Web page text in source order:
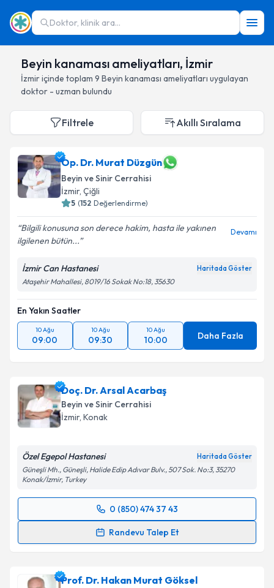
Doktor, klinik ara...
Beyin kanaması ameliyatları, İzmir
İzmiriçinde toplam 9 Beyin kanaması ameliyatları uygulayan
doktor - uzman bulundu
Filtrele Akıllı Sıralama
Op. Dr. Murat Düzgün
Beyin ve Sinir Cerrahisi
İzmir, Çiğli
5 (152 Değerlendirme)
Bilgili konusuna son derece hakim, hasta ile yakınen
ilgilenen bütün...
Devamı
İzmir Can Hastanesi Haritada Göster
Ataşehir Mahallesi, 8019/16 Sokak No:18, 35630
En Yakın Saatler
10 Ağu
09:00
10 Ağu
09:30
10 Ağu
10:00 Daha Fazla
Doç. Dr. Arsal Acarbaş
Beyin ve Sinir Cerrahisi
İzmir, Konak
Özel Egepol Hastanesi Haritada Göster
Güneşli Mh., Güneşli, Halide Edip Adıvar Bulv., 507 Sok. No:3, 35270
Konak/İzmir, Turkey
0 (850) 474 37 43
Randevu Talep Et
Randevu Takvimi Talebi
takvim hazırlandığında e-posta ile bilgilendireceğiz.
Prof. Dr. Hakan Murat Göksel